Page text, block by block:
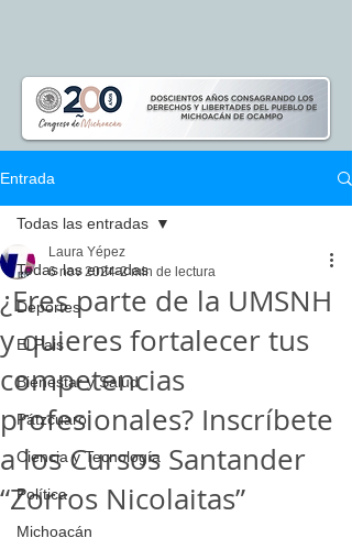
Entrada
Todas las entradas
Deportes
El Pais
Bienestar y Salud
Pátzcuaro
Ciencia y Tecnología
Política
Michoacán
Todas las entradas
¿Eres parte de la UMSNH
y quieres fortalecer tus
competencias
profesionales? Inscríbete
a los Cursos Santander
“Zorros Nicolaitas”
Laura Yépez
6 nov 2024 2 min de lectura